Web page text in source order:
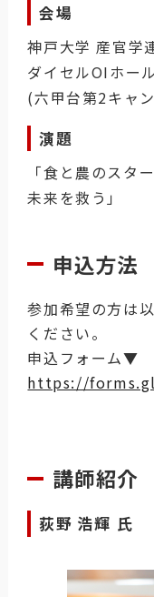
会場
神戸大学 産官学
ダイセルOIホール
(六甲台第2キャ
演題
「食と農のスタ
未来を救う」
申込方法
参加希望の方は
ください。
申込フォーム▼
https://
講師紹介
荻野 浩輝 氏